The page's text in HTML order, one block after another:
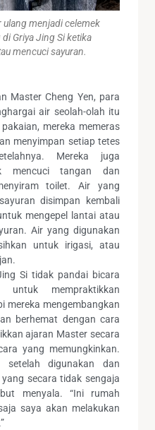
menjadi celemek
Griya Jing Si ketika
mencuci sayuran.
Master Cheng Yen, para
air seolah-olah itu
mereka memeras
menyimpan setiap tetes
Mereka juga
mencuci tangan dan
toilet. Air yang
disimpan kembali
mengepel lantai atau
Air yang digunakan
untuk irigasi, atau
Si tidak pandai bicara
mempraktikkan
mereka mengembangkan
berhemat dengan cara
ajaran Master secara
yang memungkinkan.
setelah digunakan dan
secara tidak sengaja
menyala. “Ini rumah
saya akan melakukan